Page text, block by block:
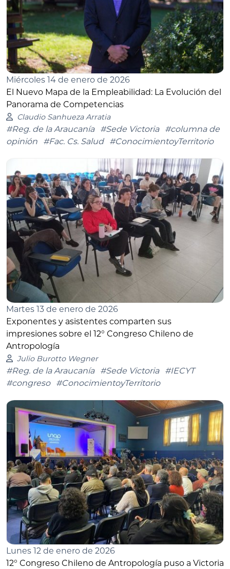
Miércoles 14 de enero de 2026
El Nuevo Mapa de la Empleabilidad: La Evolución del
Panorama de Competencias
Claudio Sanhueza Arratia
#Reg. de la Araucanía #Sede Victoria
#columna de
opinión
#Fac. Cs. Salud #ConocimientoyTerritorio
Martes 13 de enero de 2026
Exponentes y asistentes comparten sus
impresiones sobre el 12° Congreso Chileno de
Antropología
Julio Burotto Wegner
#Reg. de la Araucanía #Sede Victoria
#IECYT
#congreso
#ConocimientoyTerritorio
Lunes 12 de enero de 2026
12° Congreso Chileno de Antropología puso a Victoria